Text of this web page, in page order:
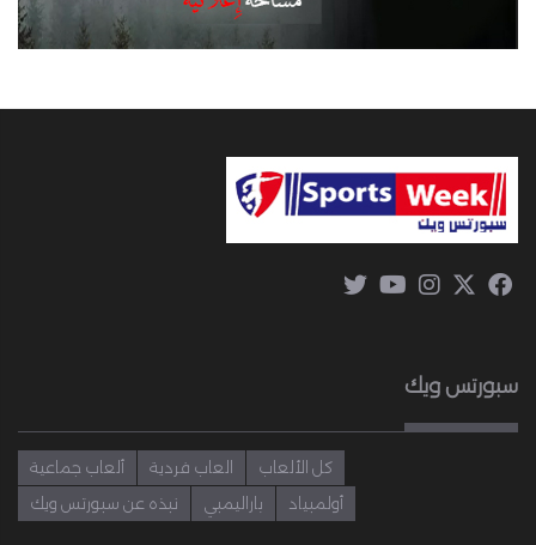
سبورتس ويك
ألعاب جماعية العاب فردية
كل الألعاب
نبذه عن سبورتس ويك
باراليمبي أولمبياد